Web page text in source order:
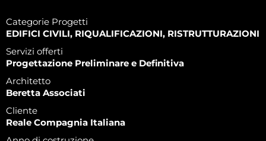
Categorie Progetti
EDIFICI CIVILI, RIQUALIFICAZIONI, RISTRUTTURAZIONI
Servizi offerti
Progettazione Preliminare e Definitiva
Architetto
Beretta Associati
Cliente
Reale Compagnia Italiana